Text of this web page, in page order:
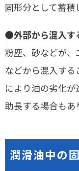
固形分として蓄積
●外部から混入
粉塵、砂などが
などから混入する
により油の劣化
助長する場合もあ
潤滑油中の